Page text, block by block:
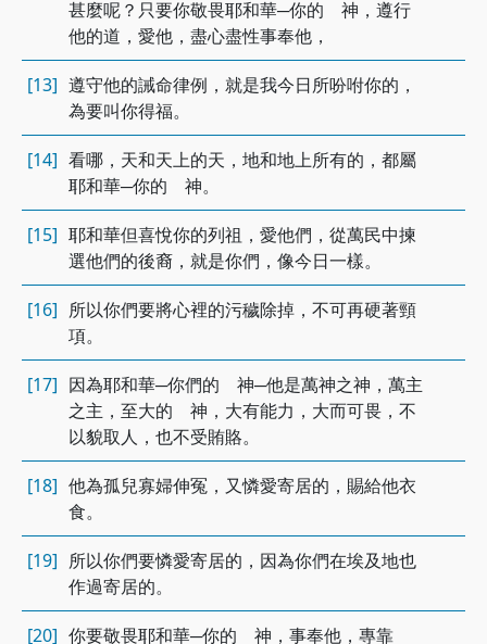
甚麼呢？只要你敬畏耶和華─你的 神，遵行
他的道，愛他，盡心盡性事奉他，
[13] 遵守他的誡命律例，就是我今日所吩咐你的，
為要叫你得福。
[14] 看哪，天和天上的天，地和地上所有的，都屬
耶和華─你的 神。
[15] 耶和華但喜悅你的列祖，愛他們，從萬民中揀
選他們的後裔，就是你們，像今日一樣。
[16] 所以你們要將心裡的污穢除掉，不可再硬著頸
項。
[17] 因為耶和華─你們的 神─他是萬神之神，萬主
之主，至大的 神，大有能力，大而可畏，不
以貌取人，也不受賄賂。
[18] 他為孤兒寡婦伸冤，又憐愛寄居的，賜給他衣
食。
[19] 所以你們要憐愛寄居的，因為你們在埃及地也
作過寄居的。
[20] 你要敬畏耶和華─你的 神，事奉他，專靠